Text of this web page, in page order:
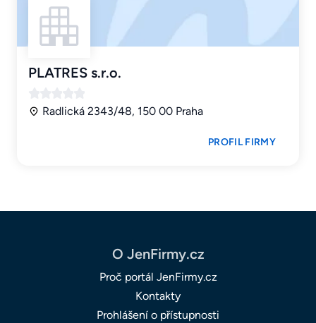
PLATRES s.r.o.
Radlická 2343/48, 150 00 Praha
PROFIL FIRMY
O JenFirmy.cz
Proč portál JenFirmy.cz
Kontakty
Prohlášení o přístupnosti